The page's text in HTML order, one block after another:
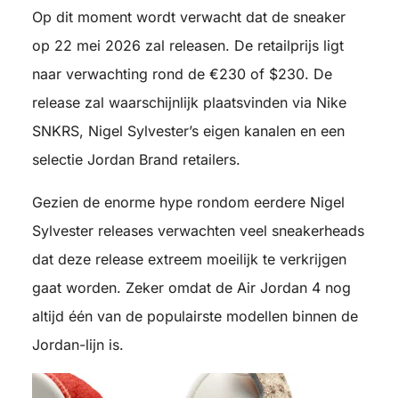
Op dit moment wordt verwacht dat de sneaker
op 22 mei 2026 zal releasen. De retailprijs ligt
naar verwachting rond de €230 of $230. De
release zal waarschijnlijk plaatsvinden via Nike
SNKRS, Nigel Sylvester’s eigen kanalen en een
selectie Jordan Brand retailers.
Gezien de enorme hype rondom eerdere Nigel
Sylvester releases verwachten veel sneakerheads
dat deze release extreem moeilijk te verkrijgen
gaat worden. Zeker omdat de Air Jordan 4 nog
altijd één van de populairste modellen binnen de
Jordan-lijn is.